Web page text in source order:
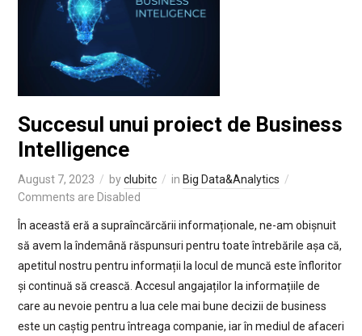
Succesul unui proiect de Business
Intelligence
August 7, 2023 byclubitc in Big Data&Analytics
Comments are Disabled
În această eră a supraîncărcării informaționale, ne-am obișnuit
să avem la îndemână răspunsuri pentru toate întrebările așa că,
apetitul nostru pentru informații la locul de muncă este înfloritor
și continuă să crească. Accesul angajaților la informațiile de
care au nevoie pentru a lua cele mai bune decizii de business
este un caștig pentru întreaga companie, iar în mediul de afaceri